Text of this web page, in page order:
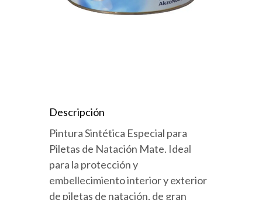
Descripción
Pintura Sintética Especial para
Piletas de Natación Mate. Ideal
para la protección y
embellecimiento interior y exterior
de piletas de natación, de gran